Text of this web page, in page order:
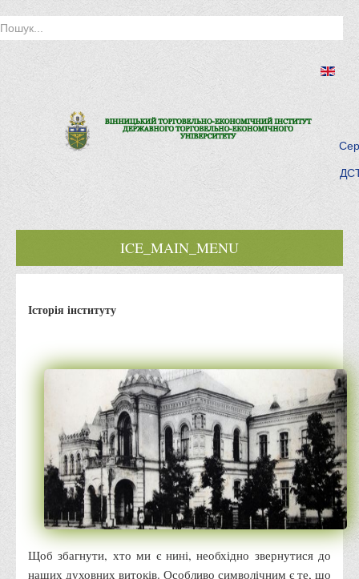
ICE_MAIN_MENU
Історія інституту
Місія та цілі
Про порядок надання публічної інформації
Публічна інформація
Заходи запобігання протиправним діям
Антикорупційні заходи
Протидія тероризму та насиллю
Як розпізнати глорифікацію збройної агресії РФ проти
України та протистояти їй?
Правила безпеки під час війни
Історія інституту
Щоб збагнути, хто ми є нині, необхідно звернутися до
наших духовних витоків. Особливо символічним є те, що